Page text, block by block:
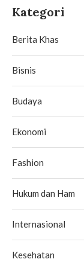
Kategori
Berita Khas
Bisnis
Budaya
Ekonomi
Fashion
Hukum dan Ham
Internasional
Kesehatan